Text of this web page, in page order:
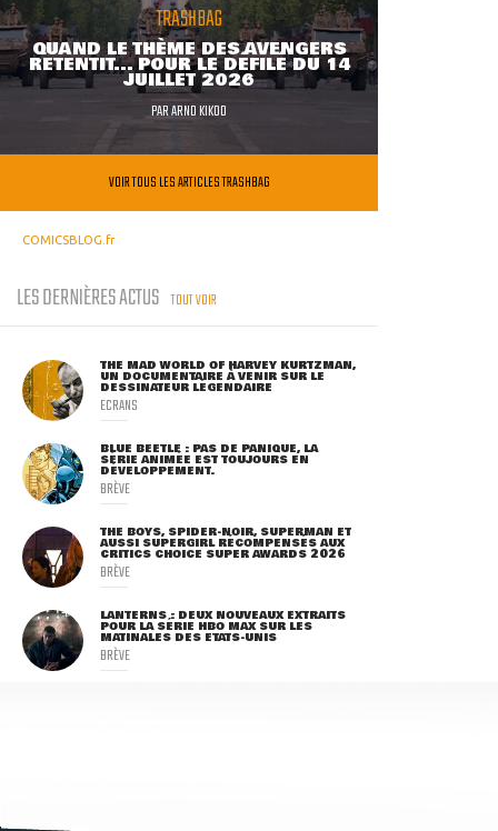
TRASHBAG
QUAND LE THÈME DES AVENGERS
RETENTIT... POUR LE DÉFILÉ DU 14
JUILLET 2026
PARARNO KIKOO
VOIR TOUS LES ARTICLES TRASHBAG
COMICSBLOG.fr
LES DERNIÈRES ACTUS TOUT VOIR
THE MAD WORLD OF HARVEY KURTZMAN,
UN DOCUMENTAIRE À VENIR SUR LE
DESSINATEUR LÉGENDAIRE
ECRANS
BLUE BEETLE : PAS DE PANIQUE, LA
SÉRIE ANIMÉE EST TOUJOURS EN
DÉVELOPPEMENT.
BRÈVE
THE BOYS, SPIDER-NOIR, SUPERMAN ET
AUSSI SUPERGIRL RÉCOMPENSÉS AUX
CRITICS CHOICE SUPER AWARDS 2026
BRÈVE
LANTERNS : DEUX NOUVEAUX EXTRAITS
POUR LA SÉRIE HBO MAX SUR LES
MATINALES DES ETATS-UNIS
BRÈVE